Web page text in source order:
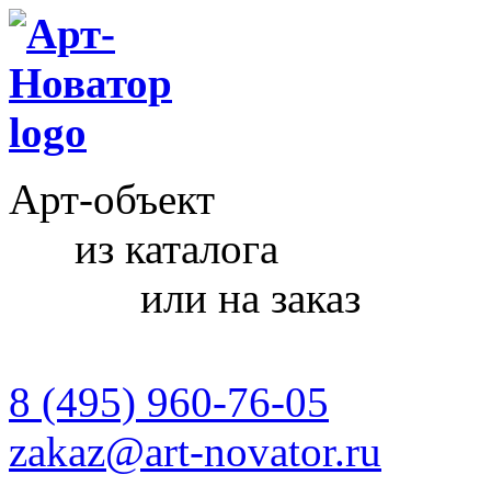
Арт-объект
из каталога
или на заказ
8 (495) 960-76-05
zakaz@art-novator.ru